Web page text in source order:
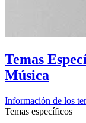
Temas
Música
Información de los
Temas específicos